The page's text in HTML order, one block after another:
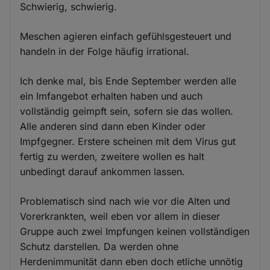
Schwierig, schwierig.
Meschen agieren einfach gefühlsgesteuert und
handeln in der Folge häufig irrational.
Ich denke mal, bis Ende September werden alle
ein Imfangebot erhalten haben und auch
vollständig geimpft sein, sofern sie das wollen.
Alle anderen sind dann eben Kinder oder
Impfgegner. Erstere scheinen mit dem Virus gut
fertig zu werden, zweitere wollen es halt
unbedingt darauf ankommen lassen.
Problematisch sind nach wie vor die Alten und
Vorerkrankten, weil eben vor allem in dieser
Gruppe auch zwei Impfungen keinen vollständigen
Schutz darstellen. Da werden ohne
Herdenimmunität dann eben doch etliche unnötig